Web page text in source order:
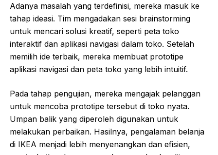
Adanya masalah yang terdefinisi, mereka masuk ke
tahap ideasi. Tim mengadakan sesi brainstorming
untuk mencari solusi kreatif, seperti peta toko
interaktif dan aplikasi navigasi dalam toko. Setelah
memilih ide terbaik, mereka membuat prototipe
aplikasi navigasi dan peta toko yang lebih intuitif.
Pada tahap pengujian, mereka mengajak pelanggan
untuk mencoba prototipe tersebut di toko nyata.
Umpan balik yang diperoleh digunakan untuk
melakukan perbaikan. Hasilnya, pengalaman belanja
di IKEA menjadi lebih menyenangkan dan efisien,